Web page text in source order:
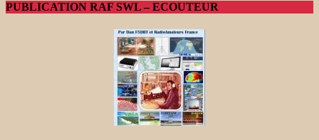
PUBLICATION RAF SWL – ECOUTEUR